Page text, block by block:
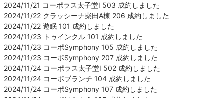
2024/11/21 コーポラス太子堂Ⅰ 503 成約しました
2024/11/22 クラッシーナ柴田A棟 206 成約しました
2024/11/22 遊眠 101 成約しました
2024/11/23 トゥインクル 101 成約しました
2024/11/23 コーポSymphony 105 成約しました
2024/11/23 コーポSymphony 207 成約しました
2024/11/24 コーポラス太子堂Ⅰ 502 成約しました
2024/11/24 コーポブランチ 104 成約しました
2024/11/24 コーポSymphony 107 成約しました